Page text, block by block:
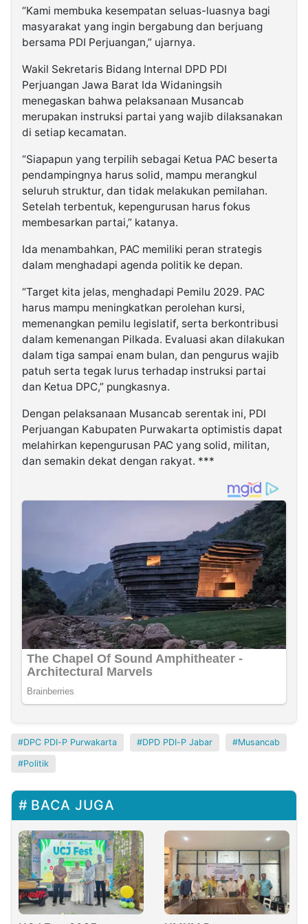
“Kami membuka kesempatan seluas-luasnya bagi
masyarakat yang ingin bergabung dan berjuang
bersama PDI Perjuangan,” ujarnya.
Wakil Sekretaris Bidang Internal DPD PDI
Perjuangan Jawa Barat Ida Widaningsih
menegaskan bahwa pelaksanaan Musancab
merupakan instruksi partai yang wajib dilaksanakan
di setiap kecamatan.
“Siapapun yang terpilih sebagai Ketua PAC beserta
pendampingnya harus solid, mampu merangkul
seluruh struktur, dan tidak melakukan pemilahan.
Setelah terbentuk, kepengurusan harus fokus
membesarkan partai,” katanya.
Ida menambahkan, PAC memiliki peran strategis
dalam menghadapi agenda politik ke depan.
“Target kita jelas, menghadapi Pemilu 2029. PAC
harus mampu meningkatkan perolehan kursi,
memenangkan pemilu legislatif, serta berkontribusi
dalam kemenangan Pilkada. Evaluasi akan dilakukan
dalam tiga sampai enam bulan, dan pengurus wajib
patuh serta tegak lurus terhadap instruksi partai
dan Ketua DPC,” pungkasnya.
Dengan pelaksanaan Musancab serentak ini, PDI
Perjuangan Kabupaten Purwakarta optimistis dapat
melahirkan kepengurusan PAC yang solid, militan,
dan semakin dekat dengan rakyat. ***
DPC PDI-P Purwakarta DPD PDI-P Jabar Musancab
Politik
BACA JUGA